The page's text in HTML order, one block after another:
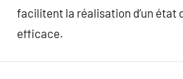
facilitent la réalisation d’un état
efficace.